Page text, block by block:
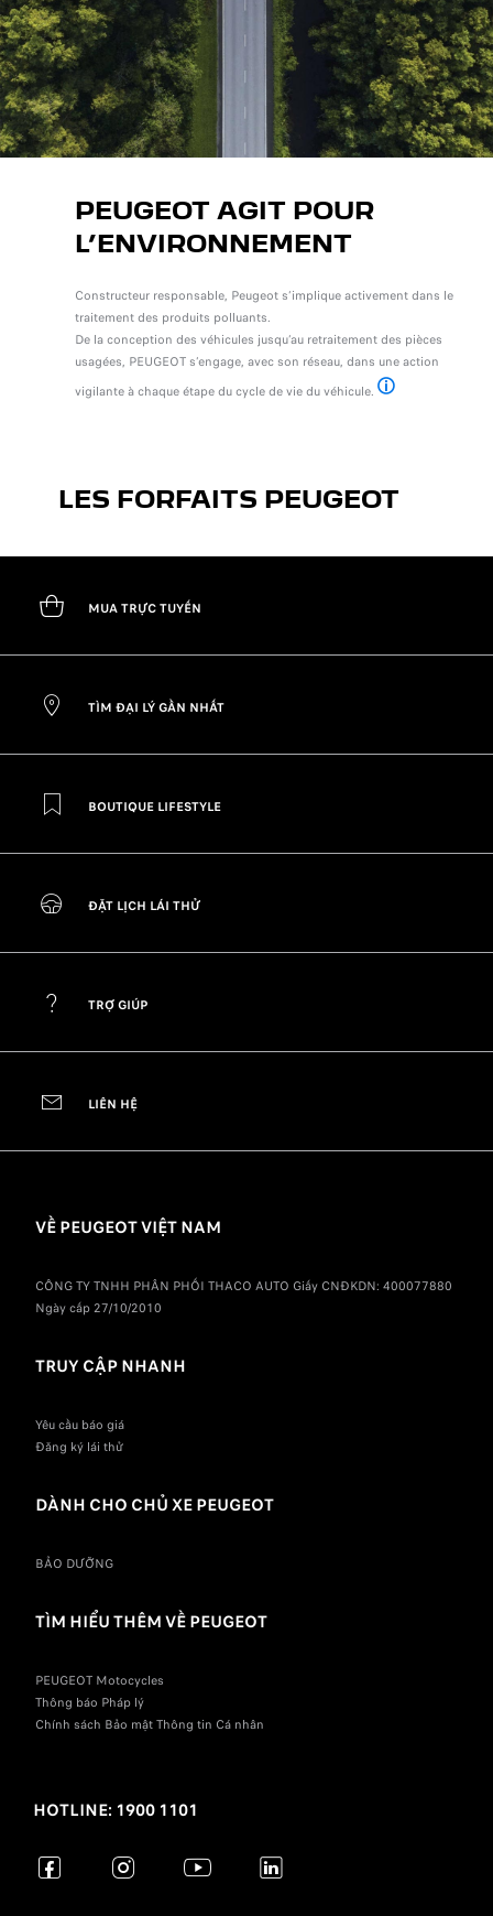
PEUGEOT AGIT POUR
L’ENVIRONNEMENT
Constructeur responsable, Peugeot s’implique activement dans le
traitement des produits polluants.
De la conception des véhicules jusqu’au retraitement des pièces
usagées, PEUGEOT s’engage, avec son réseau, dans une action
vigilante à chaque étape du cycle de vie du véhicule.
LES FORFAITS PEUGEOT
MUA TRỰC TUYẾN
TÌM ĐẠI LÝ GẦN NHẤT
BOUTIQUE LIFESTYLE
ĐẶT LỊCH LÁI THỬ
TRỢ GIÚP
LIÊN HỆ
VỀ PEUGEOT VIỆT NAM
CÔNG TY TNHH PHÂN PHỐI THACO AUTO Giấy CNĐKDN: 400077880
Ngày cấp 27/10/2010
TRUY CẬP NHANH
Yêu cầu báo giá
Đăng ký lái thử
DÀNH CHO CHỦ XE PEUGEOT
BẢO DƯỠNG
TÌM HIỂU THÊM VỀ PEUGEOT
PEUGEOT Motocycles
Thông báo Pháp lý
Chính sách Bảo mật Thông tin Cá nhân
HOTLINE: 1900 1101